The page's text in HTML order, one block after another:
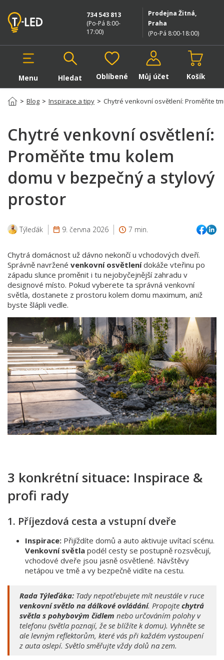
Prodejna Žitná,
Praha
(Po-Pá 8:00-18:00)
734 543 813
(Po-Pá 8:00-
17:00)
Menu Hledat
Hledat v produktech
Oblíbené Můj účet Košík
> Blog > Inspirace a tipy > Chytré venkovní osvětlení: Proměňte
Chytré venkovní osvětlení:
Proměňte tmu kolem
domu v bezpečný a stylový
prostor
Týleďák 9. června 2026 7 min.
Chytrá domácnost už dávno nekončí u vchodových dveří.
Správně navržené venkovní osvětlenídokáže vteřinu po
západu slunce proměnit i tu nejobyčejnější zahradu v
designové místo. Pokud vyberete ta správná venkovní
světla, dostanete z prostoru kolem domu maximum, aniž
byste šlápli vedle.
3 konkrétní situace: Inspirace &
profi rady
1. Příjezdová cesta a vstupní dveře
Inspirace: Přijíždíte domů a auto aktivuje uvítací scénu.
Venkovní světla podél cesty se postupně rozsvěcují,
vchodové dveře jsou jasně osvětlené. Návštěvy
netápou ve tmě a vy bezpečně vidíte na cestu.
Rada Týleďáka: Tady nepotřebujete mít neustále v ruce
venkovní světlo na dálkové ovládání. Propojte chytrá
světla s pohybovým čidlem nebo určováním polohy v
telefonu (světla poznají, že se blížíte k domu). Vyhněte se
ale levným reflektorům, které vás při každém vystoupení
z auta oslepí. Světlo směřujte vždy dolů na zem.